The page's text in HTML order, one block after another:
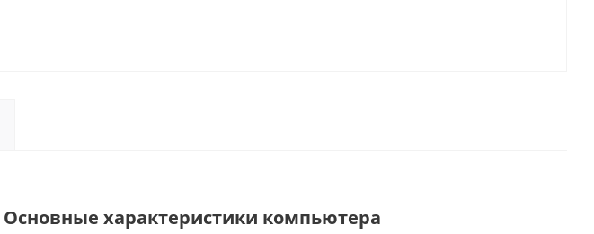
Основные характеристики компьютера